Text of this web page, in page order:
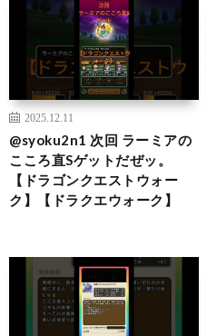
2025.12.11
@syoku2n1 次回 ラーミアの
こころ直Sゲットだぜッ。
【ドラゴンクエストウォー
ク】【ドラクエウォーク】